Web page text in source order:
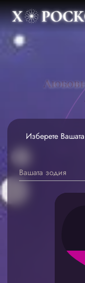
Изберете
Вашата зодия